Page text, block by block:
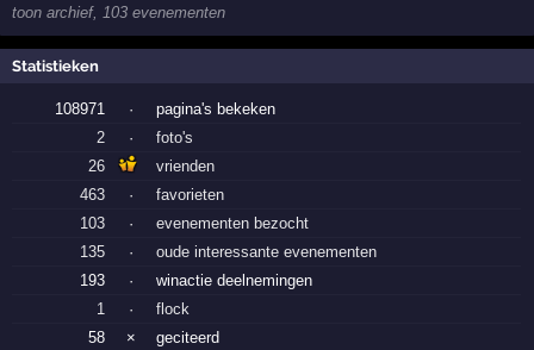
toon archief, 103 evenementen
Statistieken
108971 ·
pagina's bekeken
2
·
foto's
26
vrienden
463
·
favorieten
103
·
evenementen bezocht
135
·
oude interessante evenementen
193
·
winactie deelnemingen
1
·
flock
58
×
geciteerd